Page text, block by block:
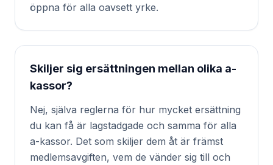
öppna för alla oavsett yrke.
Skiljer sig ersättningen mellan olika a-
kassor?
Nej, själva reglerna för hur mycket ersättning
du kan få är lagstadgade och samma för alla
a-kassor. Det som skiljer dem åt är främst
medlemsavgiften, vem de vänder sig till och